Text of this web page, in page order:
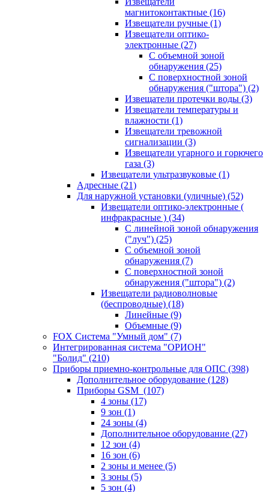
магнитоконтактные (16)
Извещатели ручные (1)
Извещатели оптико-
электронные (27)
С объемной зоной
обнаружения (25)
С поверхностной зоной
обнаружения ("штора") (2)
Извещатели протечки воды (3)
Извещатели температуры и
влажности (1)
Извещатели тревожной
сигнализации (3)
Извещатели угарного и горючего
газа (3)
Извещатели ультразвуковые (1)
Адресные (21)
Для наружной установки (уличные) (52)
Извещатели оптико-электронные (
инфракрасные ) (34)
С линейной зоной обнаружения
("луч") (25)
С объемной зоной
обнаружения (7)
С поверхностной зоной
обнаружения ("штора") (2)
Извещатели радиоволновые
(беспроводные) (18)
Линейные (9)
Объемные (9)
FOX Система "Умный дом" (7)
Интегрированная система "ОРИОН"
"Болид" (210)
Приборы приемно-контрольные для ОПС (398)
Дополнительное оборудование (128)
Приборы GSM (107)
4 зоны (17)
9 зон (1)
24 зоны (4)
Дополнительное оборудование (27)
12 зон (4)
16 зон (6)
2 зоны и менее (5)
3 зоны (5)
5 зон (4)